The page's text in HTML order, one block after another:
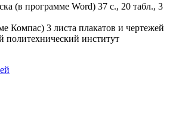
(в программе Word) 37 с., 20 табл., 3
Компас) 3 листа плакатов и чертежей
политехнический институт